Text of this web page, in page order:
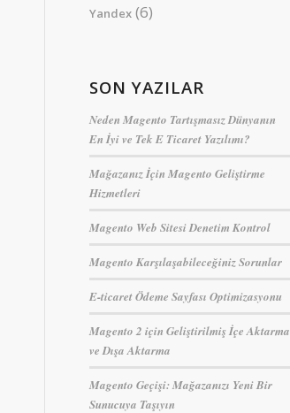
Yandex(6)
SON YAZILAR
Neden Magento Tartışmasız Dünyanın
En İyi ve Tek E Ticaret Yazılımı?
Mağazanız İçin Magento Geliştirme
Hizmetleri
Magento Web Sitesi Denetim Kontrol
Magento Karşılaşabileceğiniz Sorunlar
E-ticaret Ödeme Sayfası Optimizasyonu
Magento 2 için Geliştirilmiş İçe Aktarma
ve Dışa Aktarma
Magento Geçişi: Mağazanızı Yeni Bir
Sunucuya Taşıyın